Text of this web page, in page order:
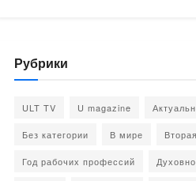
Рубрики
ULT TV U magazine
Без категории В мире
Год рабочих профессий